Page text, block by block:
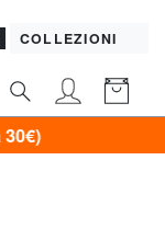
COLLEZIONI